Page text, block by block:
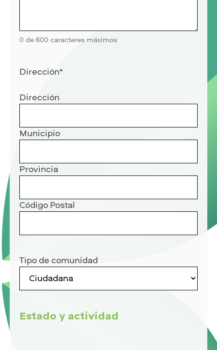
0 de 600 caracteres máximos
Dirección*
Dirección
Municipio
Provincia
Código Postal
Tipo de comunidad
Estado y actividad